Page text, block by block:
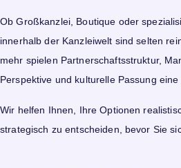
Ob Großkanzlei, Boutique oder
innerhalb der Kanzleiwelt sind selten
mehr spielen Partnerschaftsstruktur,
Perspektive und kulturelle Passung
Wir helfen Ihnen, Ihre Optionen
strategisch zu entscheiden, bevor Sie